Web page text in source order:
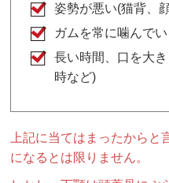
姿勢が悪い(猫背、
ガムを常に噛んでい
長い時間、口を大
時など)
上記に当てはまったから
になるとは限りません。